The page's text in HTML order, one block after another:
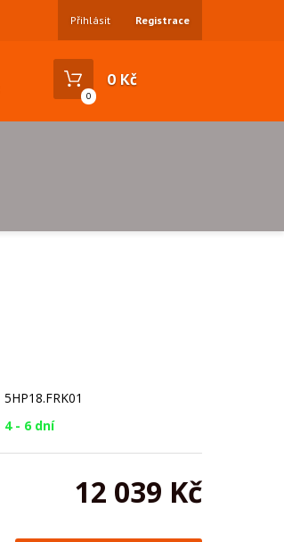
Přihlásit Registrace
0
0 Kč
5HP18.FRK01
4 - 6 dní
12 039 Kč